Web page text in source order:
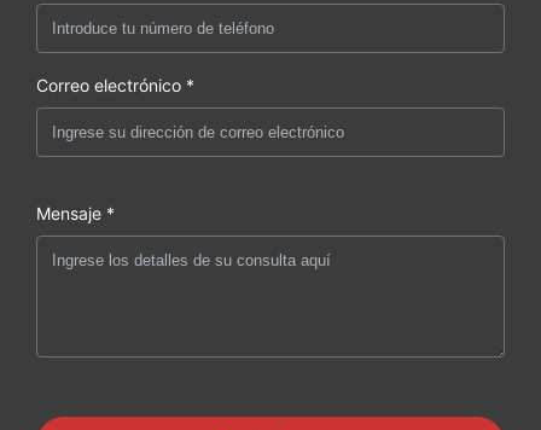
Correo electrónico *
Mensaje *